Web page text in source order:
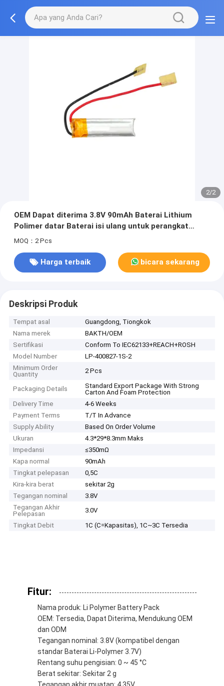
2/2
OEM Dapat diterima 3.8V 90mAh Baterai Lithium
Polimer datar Baterai isi ulang untuk perangkat
portabel nirkabel
MOQ：2 Pcs
Harga terbaik bicara sekarang
Deskripsi Produk
Tempat asal
Guangdong, Tiongkok
Nama merek
BAKTH/OEM
Sertifikasi
Conform To IEC62133+REACH+ROSH
Model Number
LP-400827-1S-2
Minimum Order
Quantity
2 Pcs
Packaging Details
Standard Export Package With Strong
Carton And Foam Protection
Delivery Time
4-6 Weeks
Payment Terms
T/T In Advance
Supply Ability
Based On Order Volume
Ukuran
4.3*29*8.3mm Maks
Impedansi
≤350mΩ
Kapa normal
90mAh
Tingkat pelepasan
0,5C
Kira-kira berat
sekitar 2g
Tegangan nominal
3.8V
Tegangan Akhir
Pelepasan
3.0V
Tingkat Debit
1C (C=Kapasitas), 1C~3C Tersedia
Fitur:
Nama produk: Li Polymer Battery Pack
OEM: Tersedia, Dapat Diterima, Mendukung OEM
dan ODM
Tegangan nominal: 3.8V (kompatibel dengan
standar Baterai Li-Polymer 3.7V)
Rentang suhu pengisian: 0 ~ 45 °C
Berat sekitar: Sekitar 2 g